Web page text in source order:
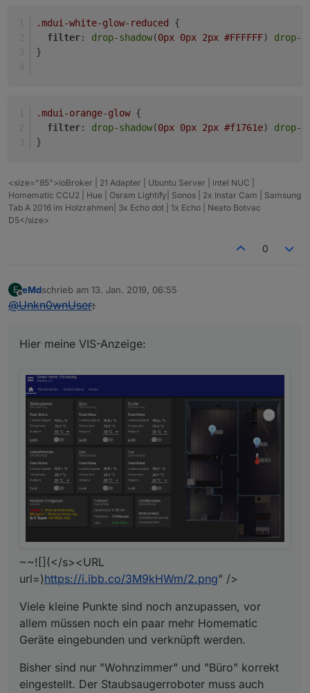
.mdui-white-glow-reduced
{
filter: drop-shadow(0px 0px 2px #FFFFFF) drop-
}
.mdui-orange-glow {
filter: drop-shadow(0px 0px 2px #f1761e) drop-
}
<size="85">ioBroker | 21 Adapter | Ubuntu Server | intel NUC |
Homematic CCU2 | Hue | Osram Lightify| Sonos | 2x Instar Cam | Samsung
Tab A 2016 im Holzrahmen| 3x Echo dot | 1x Echo | Neato Botvac
D5</size>
0
E
Offline
eMdschrieb am 13. Jan. 2019, 06:55
zuletzt editiert von
@Unkn0wnUser:
Hier meine VIS-Anzeige:
~~![](</s><URL
url=)https://i.ibb.co/3M9kHWm/2.png" />
Viele kleine Punkte sind noch anzupassen, vor
allem müssen noch ein paar mehr Homematic
Geräte eingebunden und verknüpft werden.
Bisher sind nur "Wohnzimmer" und "Büro" korrekt
eingestellt. Der Staubsaugerroboter muss auch